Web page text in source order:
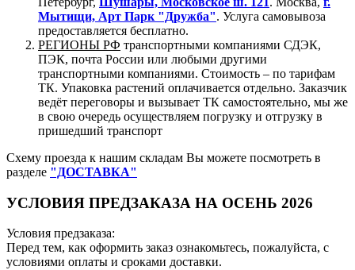
Мытищи, Арт Парк "Дружба". Услуга самовывоза
предоставляется бесплатно.
РЕГИОНЫ РФ транспортными компаниями СДЭК,
ПЭК, почта России или любыми другими
транспортными компаниями. Стоимость – по тарифам
ТК. Упаковка растений оплачивается отдельно. Заказчик
ведёт переговоры и вызывает ТК самостоятельно, мы же
в свою очередь осуществляем погрузку и отгрузку в
пришедший транспорт
Схему проезда к нашим складам Вы можете посмотреть в
разделе "ДОСТАВКА"
УСЛОВИЯ ПРЕДЗАКАЗА НА ОСЕНЬ 2026
Условия предзаказа:
Перед тем, как оформить заказ ознакомьтесь, пожалуйста, с
условиями оплаты и сроками доставки.